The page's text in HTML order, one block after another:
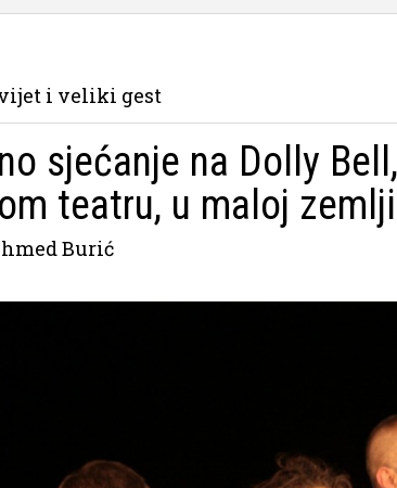
i veliki gest
sjećanje na Dolly
teatru, u maloj
Burić